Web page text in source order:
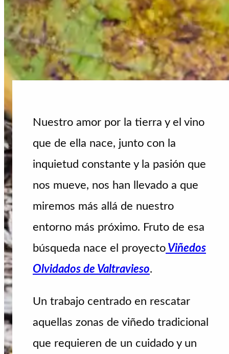
Nuestro amor por la tierra y el vino
que de ella nace, junto con la
inquietud constante y la pasión que
nos mueve, nos han llevado a que
miremos más allá de nuestro
entorno más próximo. Fruto de esa
búsqueda nace el proyecto Viñedos
Olvidados de Valtravieso.
Un trabajo centrado en rescatar
aquellas zonas de viñedo tradicional
que requieren de un cuidado y un